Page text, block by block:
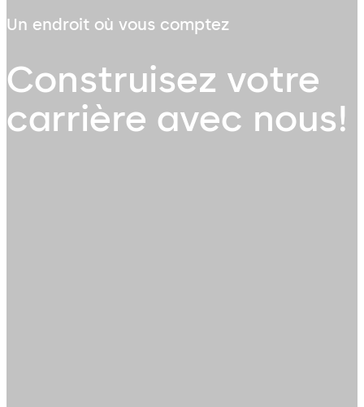
Un endroit où vous comptez
Construisez votre
carrière avec nous!